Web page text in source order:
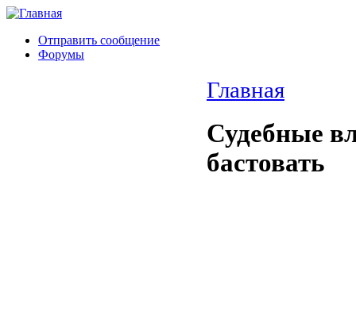
Отправить сообщение
Форумы
Главная
Судебные
бастовать